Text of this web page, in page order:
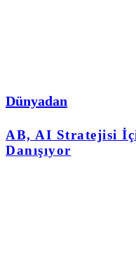
Dünyadan
AB, AI Stratejisi
Danışıyor